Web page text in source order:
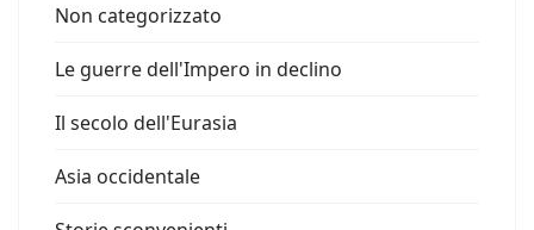
Non categorizzato
Le guerre dell'Impero in declino
Il secolo dell'Eurasia
Asia occidentale